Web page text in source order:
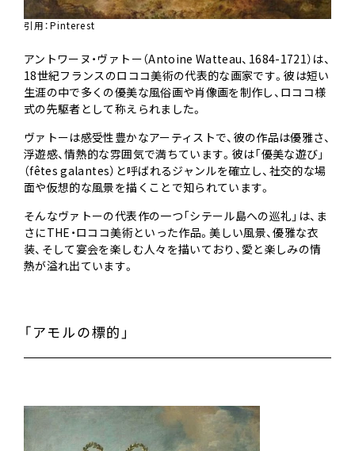
引用：Pinterest
アントワーヌ・ヴァトー（Antoine Watteau、1684-1721）は、
18世紀フランスのロココ美術の代表的な画家です。彼は短い
生涯の中で多くの優美な風俗画や肖像画を制作し、ロココ様
式の先駆者として称えられました。
ヴァトーは感受性豊かなアーティストで、彼の作品は優雅さ、
浮遊感、情熱的な雰囲気で満ちています。彼は「優美な遊び」
（fêtes galantes）と呼ばれるジャンルを確立し、社交的な場
面や仮想的な風景を描くことで知られています。
そんなヴァトーの代表作の一つ「シテール島への巡礼」は、ま
さにTHE・ロココ美術といった作品。美しい風景、優雅な衣
装、そして宴会を楽しむ人々を描いており、愛と楽しみの情
熱が溢れ出ています。
「アモルの標的」